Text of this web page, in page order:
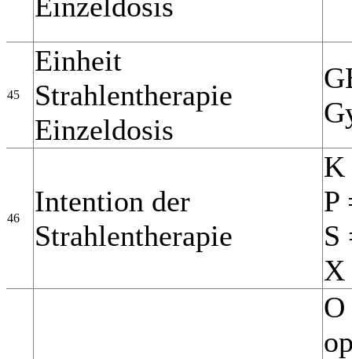
45
Einheit
Strahlentherapie
Einzeldosis
46
Intention der
Strahlentherapie
K
P
S
X
O